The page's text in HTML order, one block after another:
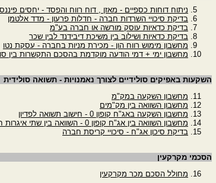
ניתוח דוחות כספיים - מאזן , דוח רווח והפסד - יחסים
בדיקת סיכויי השרדות חברה - חדלות פרעון - מדד אלטמן
בדיקת כדאיות עוסק מורשה או חברה בע"מ
בדיקת כדאיות ושילוב בין משיכת דיבידנד לבין שכר
מחשבון מימוש רווח הון - מכירת מניות בחברה - עסקת נטו
מחשבון ימי + דמי הודעה מוקדמת בהסכם התקשרות בין
השקעות באפיקים סולידיים לצורך נאמנויות - תשואה סולידית
מחשבון השקעה במק"מ
מחשבון השוואה בין מק"מים
מחשבון השקעה באג"ח קופון 0 - חישוב תשואה לפדיון
מחשבון השוואה בין אג"ח קופון 0 - השוואה בין שתי איגרות חוב
בדיקת סיכון אג"ח - סיכויי קריסת חברה
הסכמי מקרקעין
מחולל הסכם מכר מקרקעין